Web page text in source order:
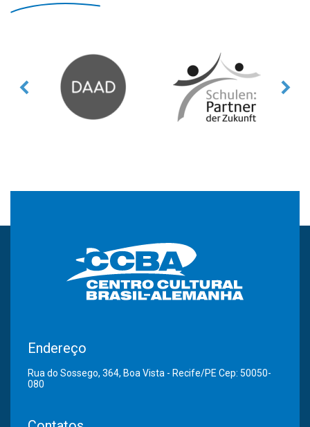
Endereço
Rua do Sossego, 364, Boa Vista - Recife/PE Cep: 50050-
080